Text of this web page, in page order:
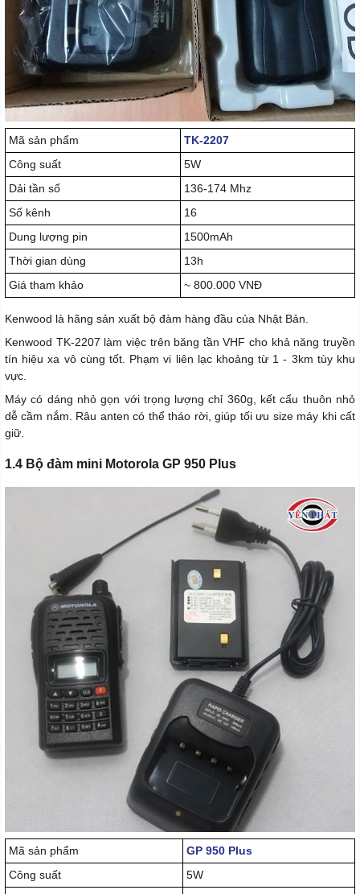
Mã sản phẩm
TK-2207
Công suất
5W
Dải tần số
136-174 Mhz
Số kênh
16
Dung lượng pin
1500mAh
Thời gian dùng
13h
Giá tham khảo
~ 800.000 VNĐ
Kenwood là hãng sản xuất bộ đàm hàng đầu của Nhật Bản.
Kenwood TK-2207 làm việc trên băng tần VHF cho khả năng truyền
tín hiệu xa vô cùng tốt. Phạm vi liên lạc khoảng từ 1 - 3km tùy khu
vực.
Máy có dáng nhỏ gọn với trọng lượng chỉ 360g, kết cấu thuôn nhỏ
dễ cầm nắm. Râu anten có thể tháo rời, giúp tối ưu size máy khi cất
giữ.
1.4 Bộ đàm mini Motorola GP 950 Plus
Mã sản phẩm
GP 950 Plus
Công suất
5W